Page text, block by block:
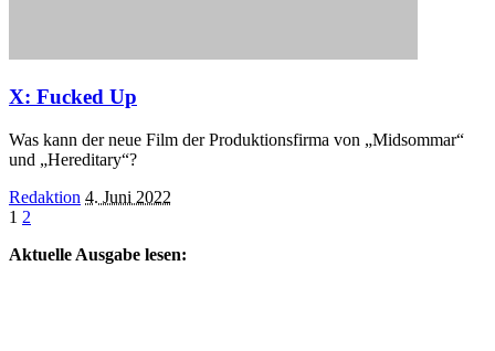
X: Fucked Up
Was kann der neue Film der Produktionsfirma von „Midsommar“
und „Hereditary“?
Posted
by
Redaktion 4. Juni 2022
1 2
Aktuelle Ausgabe lesen: